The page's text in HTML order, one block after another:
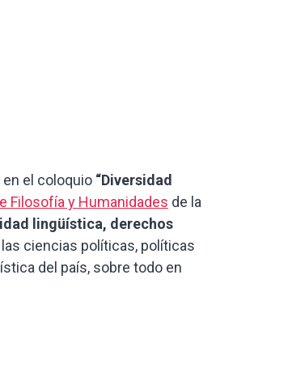
el coloquio “Diversidad
Filosofía y Humanidades de la
lingüística, derechos
ciencias políticas, políticas
del país, sobre todo en